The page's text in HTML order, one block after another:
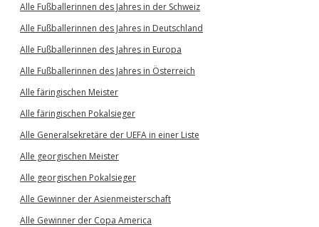
Alle Fußballerinnen des Jahres in der Schweiz
Alle Fußballerinnen des Jahres in Deutschland
Alle Fußballerinnen des Jahres in Europa
Alle Fußballerinnen des Jahres in Österreich
Alle färingischen Meister
Alle färingischen Pokalsieger
Alle Generalsekretäre der UEFA in einer Liste
Alle georgischen Meister
Alle georgischen Pokalsieger
Alle Gewinner der Asienmeisterschaft
Alle Gewinner der Copa America